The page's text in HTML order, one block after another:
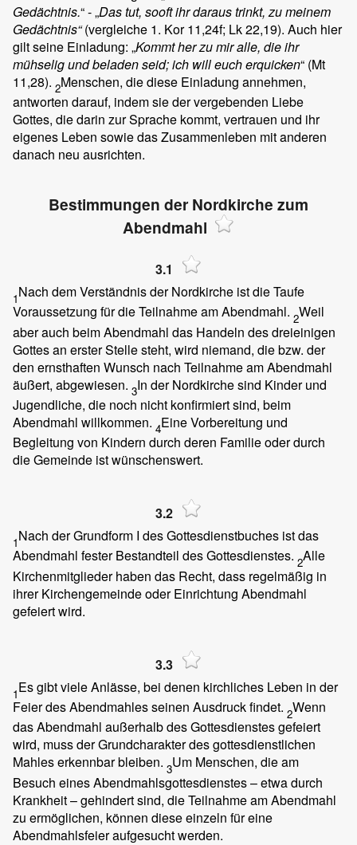
Gedächtnis.“ - „Das tut, sooft ihr daraus trinkt, zu meinem
Gedächtnis“(vergleiche 1. Kor 11,24f; Lk 22,19). Auch hier
gilt seine Einladung: „Kommt her zu mir alle, die ihr
mühselig und beladen seid; ich will euch erquicken“ (Mt
11,28). 2Menschen, die diese Einladung annehmen,
antworten darauf, indem sie der vergebenden Liebe
Gottes, die darin zur Sprache kommt, vertrauen und ihr
eigenes Leben sowie das Zusammenleben mit anderen
danach neu ausrichten.
Bestimmungen der Nordkirche zum
Abendmahl
3.1
1Nach dem Verständnis der Nordkirche ist die Taufe
Voraussetzung für die Teilnahme am Abendmahl. 2Weil
aber auch beim Abendmahl das Handeln des dreieinigen
Gottes an erster Stelle steht, wird niemand, die bzw. der
den ernsthaften Wunsch nach Teilnahme am Abendmahl
äußert, abgewiesen. 3In der Nordkirche sind Kinder und
Jugendliche, die noch nicht konfirmiert sind, beim
Abendmahl willkommen. 4Eine Vorbereitung und
Begleitung von Kindern durch deren Familie oder durch
die Gemeinde ist wünschenswert.
3.2
1Nach der Grundform I des Gottesdienstbuches ist das
Abendmahl fester Bestandteil des Gottesdienstes. 2Alle
Kirchenmitglieder haben das Recht, dass regelmäßig in
ihrer Kirchengemeinde oder Einrichtung Abendmahl
gefeiert wird.
3.3
1Es gibt viele Anlässe, bei denen kirchliches Leben in der
Feier des Abendmahles seinen Ausdruck findet. 2Wenn
das Abendmahl außerhalb des Gottesdienstes gefeiert
wird, muss der Grundcharakter des gottesdienstlichen
Mahles erkennbar bleiben. 3Um Menschen, die am
Besuch eines Abendmahlsgottesdienstes – etwa durch
Krankheit – gehindert sind, die Teilnahme am Abendmahl
zu ermöglichen, können diese einzeln für eine
Abendmahlsfeier aufgesucht werden.